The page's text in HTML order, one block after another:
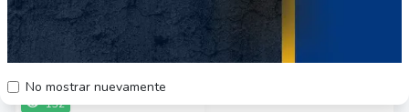
No mostrar nuevamente
Otros productos del vendedor
132